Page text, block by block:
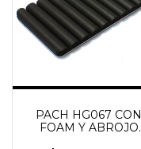
PACH HG067 CON
FOAM Y ABROJO